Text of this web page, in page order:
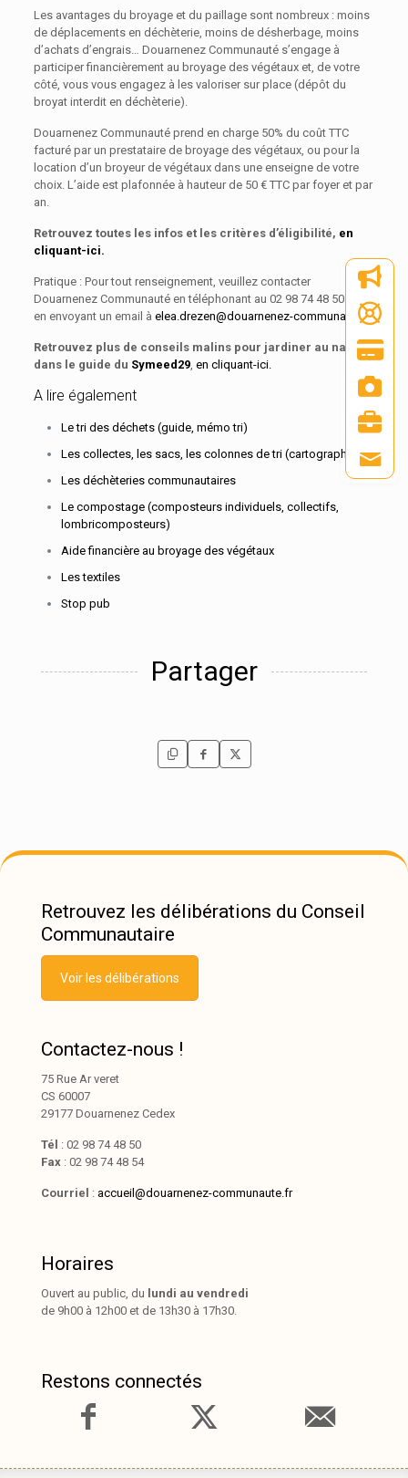
Les avantages du broyage et du paillage sont nombreux : moins
de déplacements en déchèterie, moins de désherbage, moins
d’achats d’engrais… Douarnenez Communauté s’engage à
participer financièrement au broyage des végétaux et, de votre
côté, vous vous engagez à les valoriser sur place (dépôt du
broyat interdit en déchèterie).
Douarnenez Communauté prend en charge 50% du coût TTC
facturé par un prestataire de broyage des végétaux, ou pour la
location d’un broyeur de végétaux dans une enseigne de votre
choix. L’aide est plafonnée à hauteur de 50 € TTC par foyer et par
an.
Retrouvez toutes les infos et les critères d’éligibilité, en
cliquant-ici.
Pratique : Pour tout renseignement, veuillez contacter
Douarnenez Communauté en téléphonant au 02 98 74 48 50 ou
en envoyant un email à elea.drezen@douarnenez-communaute.fr
Retrouvez plus de conseils malins pour jardiner au naturel
dans le guide du Symeed29, en cliquant-ici.
A lire également
Le tri des déchets (guide, mémo tri)
Les collectes, les sacs, les colonnes de tri (cartographie)
Les déchèteries communautaires
Le compostage (composteurs individuels, collectifs,
lombricomposteurs)
Aide financière au broyage des végétaux
Les textiles
Stop pub
Partager
Retrouvez les délibérations du Conseil
Communautaire
Voir les délibérations
Contactez-nous !
75 Rue Ar veret
CS 60007
29177 Douarnenez Cedex
Tél : 02 98 74 48 50
Fax : 02 98 74 48 54
Courriel : accueil@douarnenez-communaute.fr
Horaires
Ouvert au public, du lundi au vendredi
de 9h00 à 12h00 et de 13h30 à 17h30.
Restons connectés